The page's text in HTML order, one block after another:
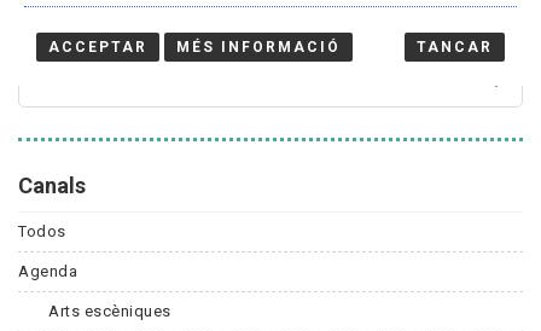
Canals
Todos
Agenda
Arts escèniques
ACCEPTAR MÉS INFORMACIÓ TANCAR